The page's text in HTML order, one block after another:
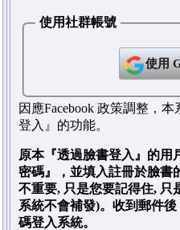
使用社群帳號
使用
因應Facebook 政策調整，
登入』的功能。
原本『透過臉書登入』的用
密碼』，並填入註冊於臉書
不重要, 只是您要記得住, 只
系統不會補發)。收到郵件
碼登入系統。